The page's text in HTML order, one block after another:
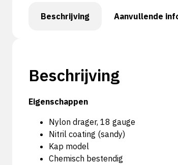
Beschrijving Aanvullende
Beschrijving
Eigenschappen
Nylon drager, 18 gauge
Nitril coating (sandy)
Kap model
Chemisch bestendig